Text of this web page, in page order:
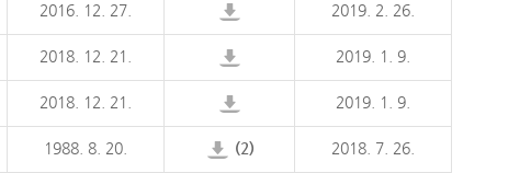
2016. 12. 27. 2019. 2. 26.
2018. 12. 21. 2019. 1. 9.
2018. 12. 21. 2019. 1. 9.
1988. 8. 20. (2) 2018. 7. 26.